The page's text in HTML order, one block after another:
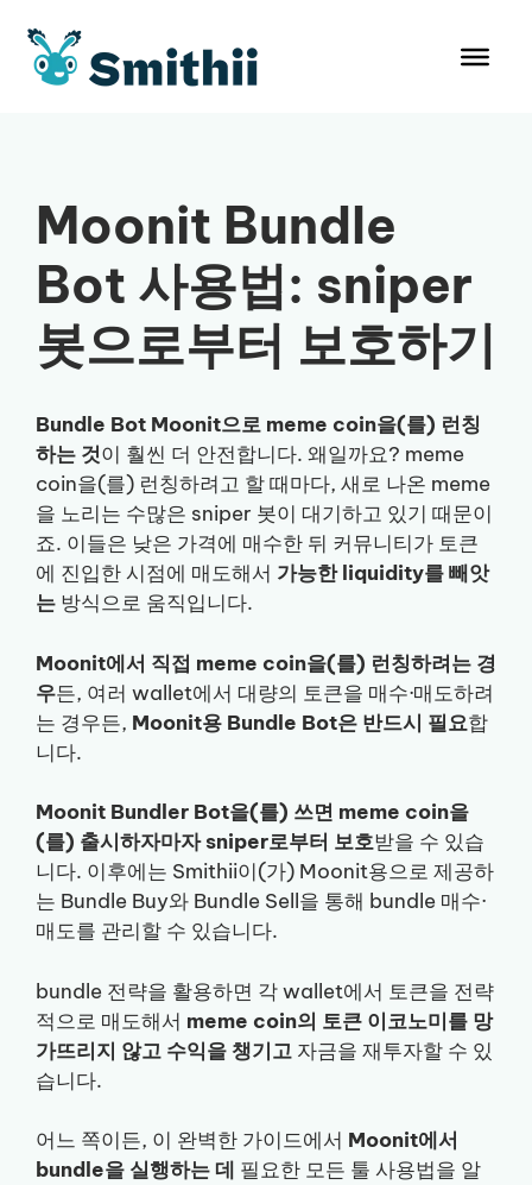
Moonit Bundle
Bot 사용법: sniper
봇으로부터 보호하기
Bundle Bot Moonit으로 meme coin을(를) 런칭
하는 것이 훨씬 더 안전합니다. 왜일까요? meme
coin을(를) 런칭하려고 할 때마다, 새로 나온 meme
을 노리는 수많은 sniper 봇이 대기하고 있기 때문이
죠. 이들은 낮은 가격에 매수한 뒤 커뮤니티가 토큰
에 진입한 시점에 매도해서 가능한 liquidity를 빼앗
는 방식으로 움직입니다.
Moonit에서 직접 meme coin을(를) 런칭하려는 경
우든, 여러 wallet에서 대량의 토큰을 매수·매도하려
는 경우든, Moonit용 Bundle Bot은 반드시 필요합
니다.
Moonit Bundler Bot을(를) 쓰면 meme coin을
(를) 출시하자마자 sniper로부터 보호받을 수 있습
니다. 이후에는 Smithii이(가) Moonit용으로 제공하
는 Bundle Buy와 Bundle Sell을 통해 bundle 매수·
매도를 관리할 수 있습니다.
bundle 전략을 활용하면 각 wallet에서 토큰을 전략
적으로 매도해서 meme coin의 토큰 이코노미를 망
가뜨리지 않고 수익을 챙기고 자금을 재투자할 수 있
습니다.
어느 쪽이든, 이 완벽한 가이드에서 Moonit에서
bundle을 실행하는 데 필요한 모든 툴 사용법을 알